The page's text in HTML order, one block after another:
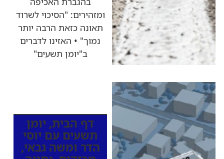
ומזהירים: "הסיכוי לשרוד
תאונה כזאת הרבה יותר
נמוך" • האזינו לדברים
ב"יומן תשעים"
דף הבית, יומן
תשעים עם יוסי
הדר ומשה גבאי,